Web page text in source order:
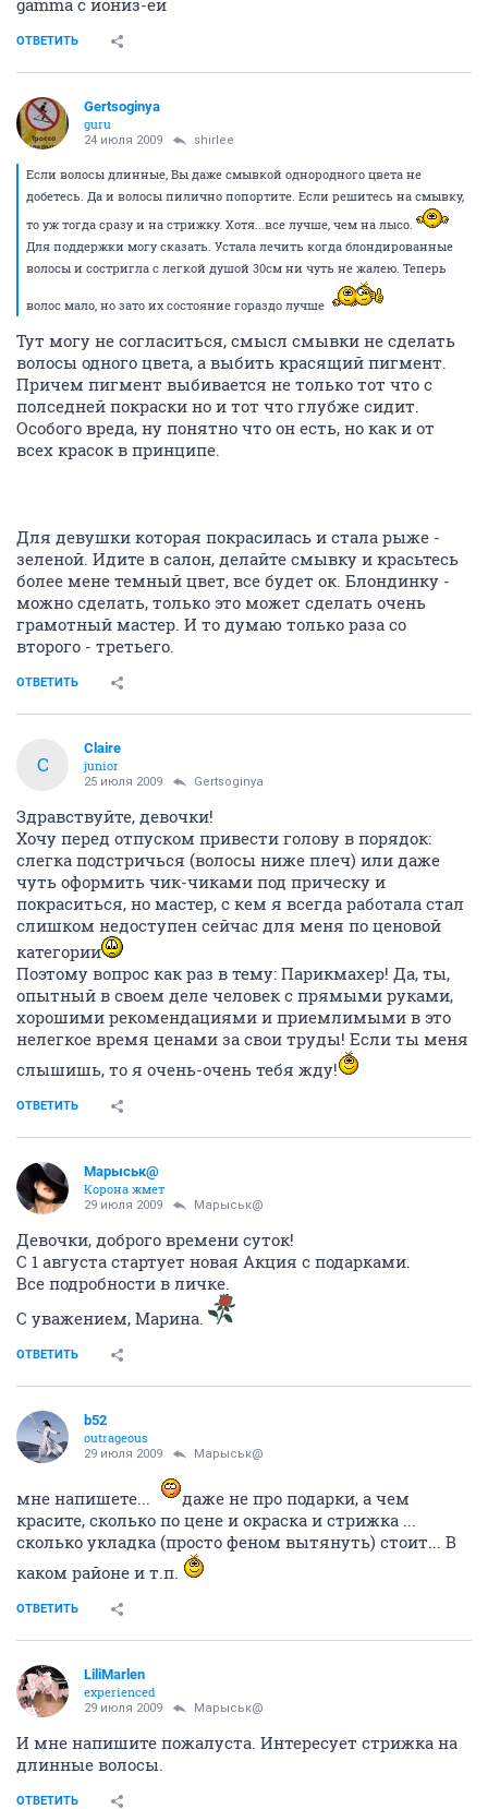
ОТВЕТИТЬ
Gertsoginya
guru
24 июля 2009 shirlee
Если волосы длинные, Вы даже смывкой однородного цвета не
добетесь. Да и волосы пилично попортите. Если решитесь на смывку,
то уж тогда сразу и на стрижку. Хотя...все лучше, чем на лысо.
Для поддержки могу сказать. Устала лечить когда блондированные
волосы и состригла с легкой душой 30см ни чуть не жалею. Теперь
волос мало, но зато их состояние гораздо лучше
Тут могу не согласиться, смысл смывки не сделать
волосы одного цвета, а выбить красящий пигмент.
Причем пигмент выбивается не только тот что с
полседней покраски но и тот что глубже сидит.
Особого вреда, ну понятно что он есть, но как и от
всех красок в принципе.
Для девушки которая покрасилась и стала рыже -
зеленой. Идите в салон, делайте смывку и красьтесь
более мене темный цвет, все будет ок. Блондинку -
можно сделать, только это может сделать очень
грамотный мастер. И то думаю только раза со
второго - третьего.
ОТВЕТИТЬ
C
Claire
junior
25 июля 2009 Gertsoginya
Здравствуйте, девочки!
Хочу перед отпуском привести голову в порядок:
слегка подстричься (волосы ниже плеч) или даже
чуть оформить чик-чиками под прическу и
покраситься, но мастер, с кем я всегда работала стал
слишком недоступен сейчас для меня по ценовой
категории
Поэтому вопрос как раз в тему: Парикмахер! Да, ты,
опытный в своем деле человек с прямыми руками,
хорошими рекомендациями и приемлимыми в это
нелегкое время ценами за свои труды! Если ты меня
слышишь, то я очень-очень тебя жду!
ОТВЕТИТЬ
Марыськ@
Корона жмет
29 июля 2009 Марыськ@
Девочки, доброго времени суток!
С 1 августа стартует новая Акция с подарками.
Все подробности в личке.
С уважением, Марина.
ОТВЕТИТЬ
b52
outrageous
29 июля 2009 Марыськ@
мне напишете...
даже не про подарки, а чем
красите, сколько по цене и окраска и стрижка ...
сколько укладка (просто феном вытянуть) стоит... В
каком районе и т.п.
ОТВЕТИТЬ
LiliMarlen
experienced
29 июля 2009 Марыськ@
И мне напишите пожалуста. Интересует стрижка на
длинные волосы.
ОТВЕТИТЬ